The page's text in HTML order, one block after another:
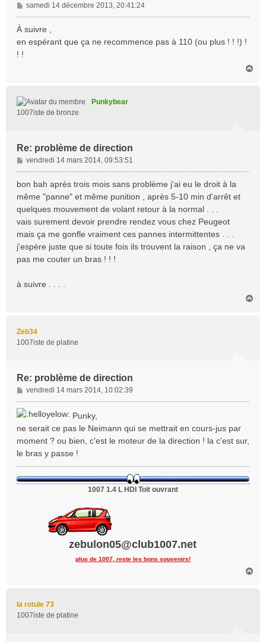
M
e
s
samedi 14 décembre 2013, 20:41:24
À suivre ,
en espérant que ça ne recommence pas à 110 (ou plus ! ! !) !
! !
Punkybear
1007iste de bronze
Re: problème de direction
M
e
s
s
g
e
vendredi 14 mars 2014, 09:53:51
bon bah après trois mois sans problème j'ai eu le droit à la
même "panne" et même punition , après 5-10 min d'arrêt et
quelques mouvement de volant retour à la normal . . .
vais surement devoir prendre rendez vous chez Peugeot
mais ça me gonfle vraiment ces pannes intermittentes . . .
j'espère juste que si toute fois ils trouvent la raison , ça ne va
pas me couter un bras ! ! !
à suivre . . . .
Zeb34
1007iste de platine
Re: problème de direction
M
e
s
a
g
e
vendredi 14 mars 2014, 10:02:39
Punky,
ne serait ce pas le Neimann qui se mettrait en cours-jus par
moment ? ou bien, c'est le moteur de la direction ! la c'est sur,
le bras y passe !
1007 1.4 L HDI Toit ouvrant
zebulon05@club1007.net
plus de 1007, reste les bons souvenirs!
la rotule 73
1007iste de platine